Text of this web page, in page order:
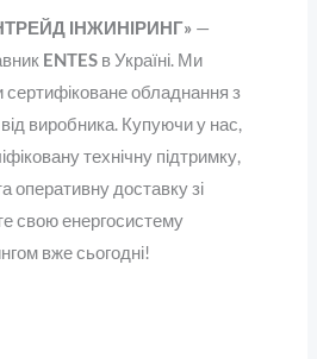
ІНЖИНІРИНГ» —
ENTESв Україні. Ми
сертифіковане обладнання з
виробника. Купуючи у нас,
технічну підтримку,
оперативну доставку зі
свою енергосистему
вже сьогодні!